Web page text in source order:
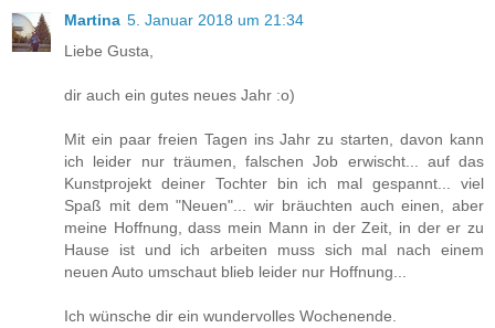
Martina 5. Januar 2018 um 21:34
Liebe Gusta,
dir auch ein gutes neues Jahr :o)
Mit ein paar freien Tagen ins Jahr zu starten, davon kann
ich leider nur träumen, falschen Job erwischt... auf das
Kunstprojekt deiner Tochter bin ich mal gespannt... viel
Spaß mit dem "Neuen"... wir bräuchten auch einen, aber
meine Hoffnung, dass mein Mann in der Zeit, in der er zu
Hause ist und ich arbeiten muss sich mal nach einem
neuen Auto umschaut blieb leider nur Hoffnung...
Ich wünsche dir ein wundervolles Wochenende.